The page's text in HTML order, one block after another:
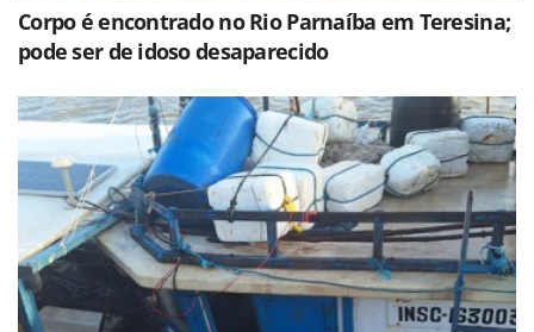
Corpo é encontrado no Rio Parnaíba em Teresina;
pode ser de idoso desaparecido